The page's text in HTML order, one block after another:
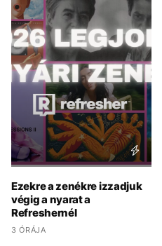
Ezekre a zenékre izzadjuk
végig a nyarat a
Refreshernél
3 ÓRÁJA